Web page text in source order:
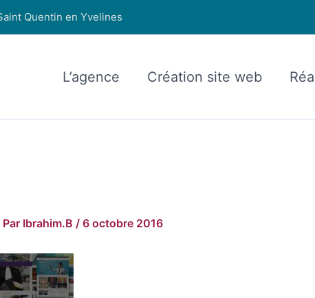
Quentin en Yvelines
L’agence Création site web
Ibrahim.B / 6 octobre 2016